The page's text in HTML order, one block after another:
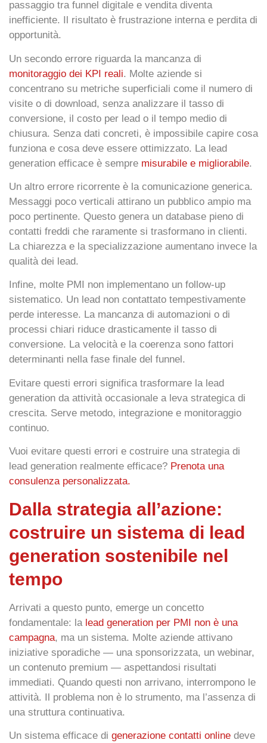
passaggio tra funnel digitale e vendita diventa
inefficiente. Il risultato è frustrazione interna e perdita di
opportunità.
Un secondo errore riguarda la mancanza di
monitoraggio dei KPI reali. Molte aziende si
concentrano su metriche superficiali come il numero di
visite o di download, senza analizzare il tasso di
conversione, il costo per lead o il tempo medio di
chiusura. Senza dati concreti, è impossibile capire cosa
funziona e cosa deve essere ottimizzato. La lead
generation efficace è sempre misurabile e migliorabile.
Un altro errore ricorrente è la comunicazione generica.
Messaggi poco verticali attirano un pubblico ampio ma
poco pertinente. Questo genera un database pieno di
contatti freddi che raramente si trasformano in clienti.
La chiarezza e la specializzazione aumentano invece la
qualità dei lead.
Infine, molte PMI non implementano un follow-up
sistematico. Un lead non contattato tempestivamente
perde interesse. La mancanza di automazioni o di
processi chiari riduce drasticamente il tasso di
conversione. La velocità e la coerenza sono fattori
determinanti nella fase finale del funnel.
Evitare questi errori significa trasformare la lead
generation da attività occasionale a leva strategica di
crescita. Serve metodo, integrazione e monitoraggio
continuo.
Vuoi evitare questi errori e costruire una strategia di
lead generation realmente efficace? Prenota una
consulenza personalizzata.
Dalla strategia all’azione:
costruire un sistema di lead
generation sostenibile nel
tempo
Arrivati a questo punto, emerge un concetto
fondamentale: la lead generation per PMI non è una
campagna, ma un sistema. Molte aziende attivano
iniziative sporadiche — una sponsorizzata, un webinar,
un contenuto premium — aspettandosi risultati
immediati. Quando questi non arrivano, interrompono le
attività. Il problema non è lo strumento, ma l’assenza di
una struttura continuativa.
Un sistema efficace di generazione contatti online deve